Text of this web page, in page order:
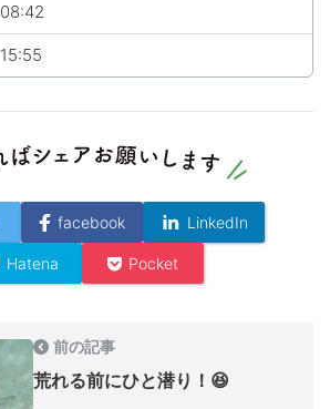
08:42
15:55
facebook LinkedIn
Hatena Pocket
前の記事
荒れる前にひと潜り！😆